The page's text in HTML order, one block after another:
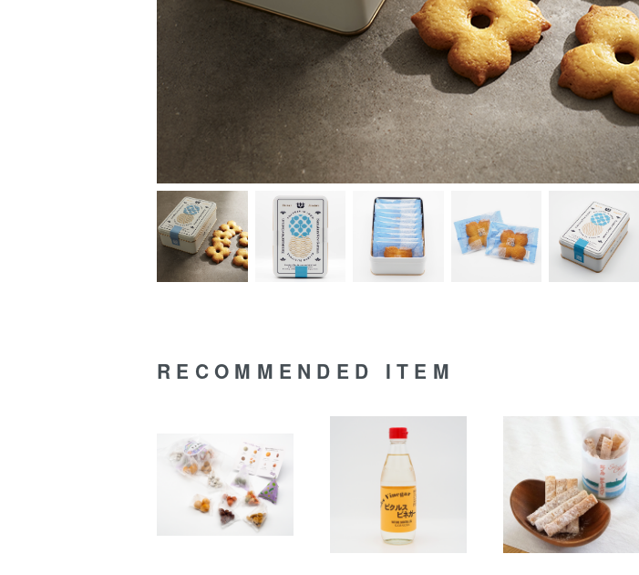
RECOMMENDED ITEM